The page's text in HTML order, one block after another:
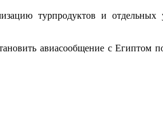
турпродуктов и
авиасообщение с Египтом